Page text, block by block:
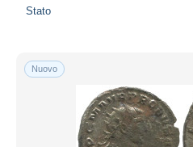
Stato
Nuovo